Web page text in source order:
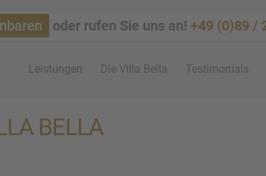
oder rufen Sie uns an! +49 (0)89 /
Leistun­gen Die Villa Bella Testi­mo­ni­als
BELLA